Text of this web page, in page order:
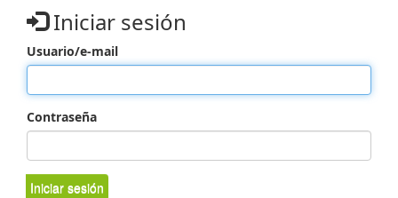
Iniciar sesión
Usuario/e-mail
Contraseña
Iniciar sesión